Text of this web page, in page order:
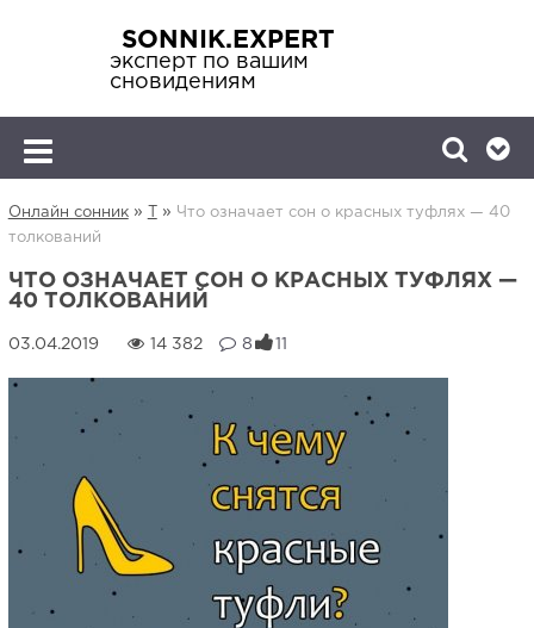
SONNIK.EXPERT
эксперт по вашим
сновидениям
Онлайн сонник» » Что означает сон о красных туфлях — 40
толкований
ЧТО ОЗНАЧАЕТ СОН О КРАСНЫХ ТУФЛЯХ —
40 ТОЛКОВАНИЙ
14 382 8 11